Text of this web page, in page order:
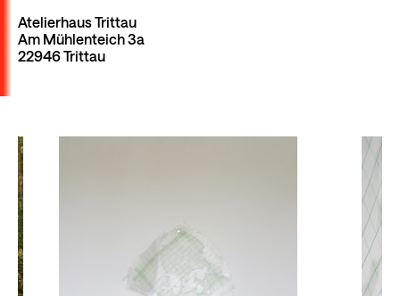
Atelierhaus Trittau
Am Mühlenteich 3a
22946 Trittau